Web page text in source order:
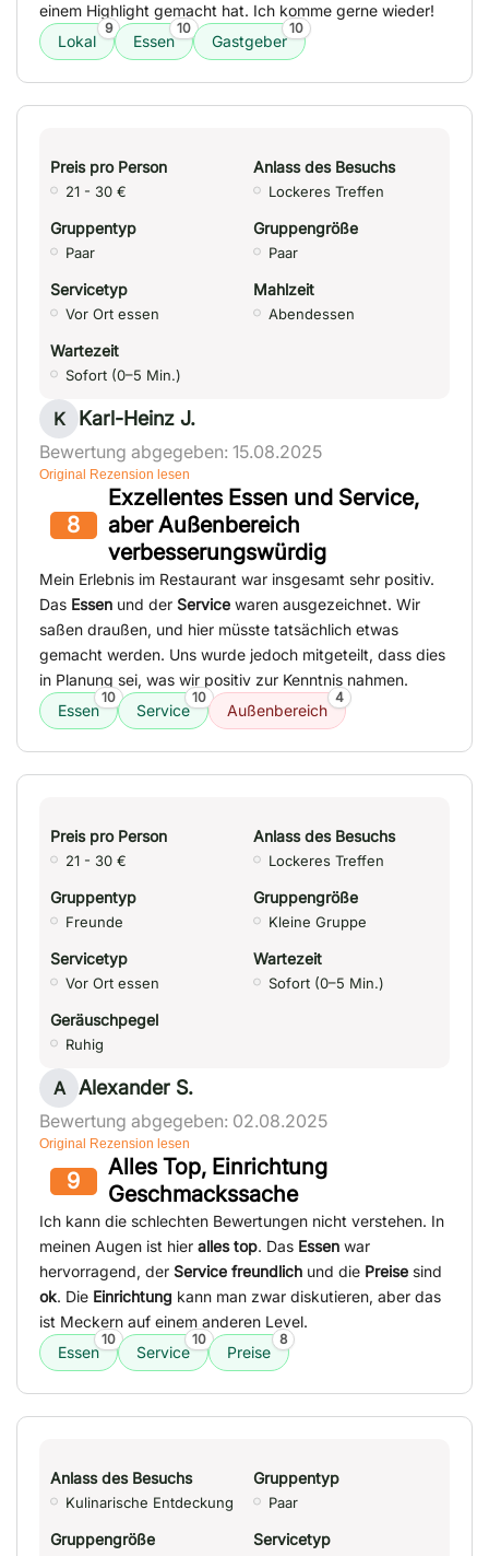
einem Highlight gemacht hat. Ich komme gerne wieder!
Lokal
9
Essen
10
Gastgeber
10
Preis pro Person
21 - 30 €
Anlass des Besuchs
Lockeres Treffen
Gruppentyp
Paar
Gruppengröße
Paar
Servicetyp
Vor Ort essen
Mahlzeit
Abendessen
Wartezeit
Sofort (0–5 Min.)
K Karl-Heinz J.
Bewertung abgegeben: 15.08.2025
Original Rezension lesen
8
Exzellentes Essen und Service,
aber Außenbereich
verbesserungswürdig
Mein Erlebnis im Restaurant war insgesamt sehr positiv.
Das Essen und der Service waren ausgezeichnet. Wir
saßen draußen, und hier müsste tatsächlich etwas
gemacht werden. Uns wurde jedoch mitgeteilt, dass dies
in Planung sei, was wir positiv zur Kenntnis nahmen.
Essen
10
Service
10
Außenbereich
4
Preis pro Person
21 - 30 €
Anlass des Besuchs
Lockeres Treffen
Gruppentyp
Freunde
Gruppengröße
Kleine Gruppe
Servicetyp
Vor Ort essen
Wartezeit
Sofort (0–5 Min.)
Geräuschpegel
Ruhig
A Alexander S.
Bewertung abgegeben: 02.08.2025
Original Rezension lesen
9
Alles Top, Einrichtung
Geschmackssache
Ich kann die schlechten Bewertungen nicht verstehen. In
meinen Augen ist hier alles top. Das Essen war
hervorragend, der Service freundlich und die Preise sind
ok. Die Einrichtung kann man zwar diskutieren, aber das
ist Meckern auf einem anderen Level.
Essen
10
Service
10
Preise
8
Anlass des Besuchs
Kulinarische Entdeckung
Gruppentyp
Paar
Gruppengröße Servicetyp